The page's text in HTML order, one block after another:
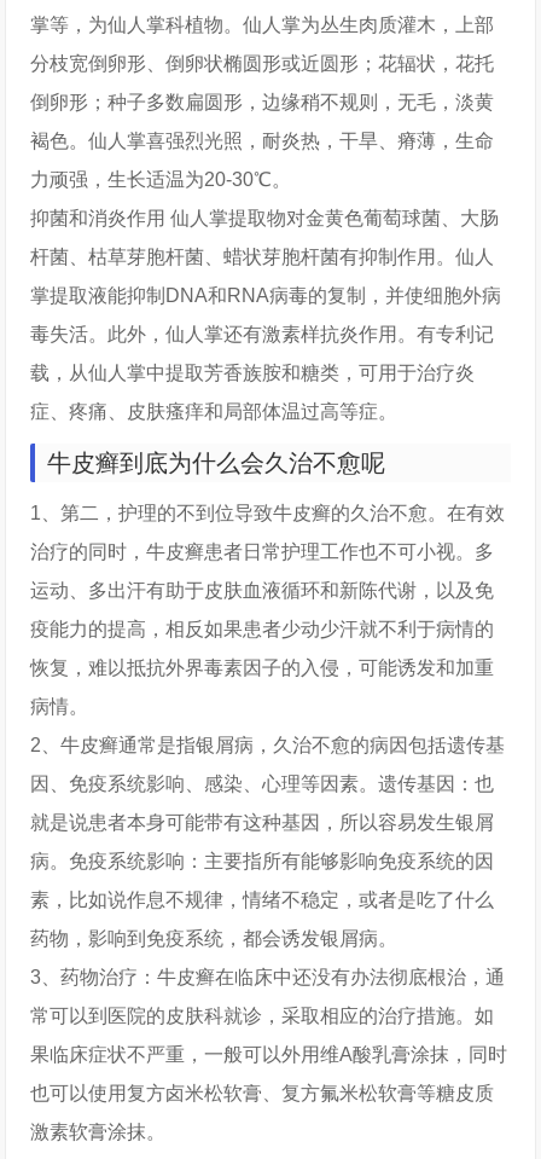
掌等，为仙人掌科植物。仙人掌为丛生肉质灌木，上部
分枝宽倒卵形、倒卵状椭圆形或近圆形；花辐状，花托
倒卵形；种子多数扁圆形，边缘稍不规则，无毛，淡黄
褐色。仙人掌喜强烈光照，耐炎热，干旱、瘠薄，生命
力顽强，生长适温为20-30℃。
抑菌和消炎作用 仙人掌提取物对金黄色葡萄球菌、大肠
杆菌、枯草芽胞杆菌、蜡状芽胞杆菌有抑制作用。仙人
掌提取液能抑制DNA和RNA病毒的复制，并使细胞外病
毒失活。此外，仙人掌还有激素样抗炎作用。有专利记
载，从仙人掌中提取芳香族胺和糖类，可用于治疗炎
症、疼痛、皮肤瘙痒和局部体温过高等症。
牛皮癣到底为什么会久治不愈呢
1、第二，护理的不到位导致牛皮癣的久治不愈。在有效
治疗的同时，牛皮癣患者日常护理工作也不可小视。多
运动、多出汗有助于皮肤血液循环和新陈代谢，以及免
疫能力的提高，相反如果患者少动少汗就不利于病情的
恢复，难以抵抗外界毒素因子的入侵，可能诱发和加重
病情。
2、牛皮癣通常是指银屑病，久治不愈的病因包括遗传基
因、免疫系统影响、感染、心理等因素。遗传基因：也
就是说患者本身可能带有这种基因，所以容易发生银屑
病。免疫系统影响：主要指所有能够影响免疫系统的因
素，比如说作息不规律，情绪不稳定，或者是吃了什么
药物，影响到免疫系统，都会诱发银屑病。
3、药物治疗：牛皮癣在临床中还没有办法彻底根治，通
常可以到医院的皮肤科就诊，采取相应的治疗措施。如
果临床症状不严重，一般可以外用维A酸乳膏涂抹，同时
也可以使用复方卤米松软膏、复方氟米松软膏等糖皮质
激素软膏涂抹。